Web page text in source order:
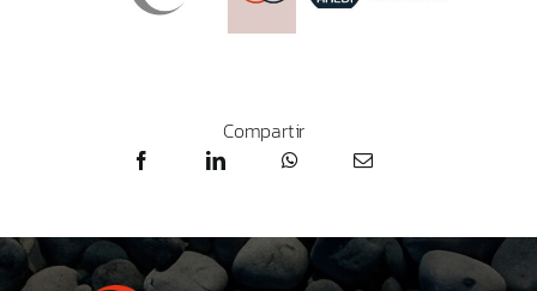
Compartir